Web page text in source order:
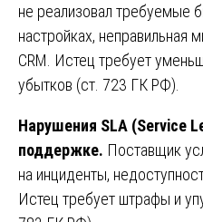
не реализовал требуемые
настройках, неправильная
CRM. Истец требует
убытков (ст. 723 ГК РФ).
Нарушения SLA (Service
поддержке. Поставщик
на инциденты,
Истец требует штрафы и